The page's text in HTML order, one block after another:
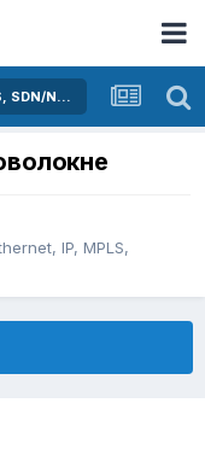
Активное оборудование Ethernet, IP, MPLS, SDN/NFV...
IP, MPLS,